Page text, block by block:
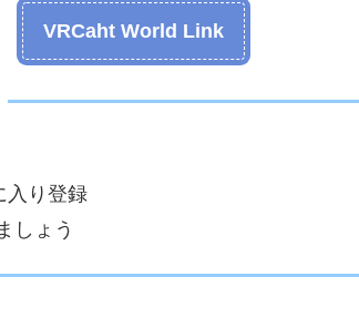
VRCaht World Link
入り登録
しょう